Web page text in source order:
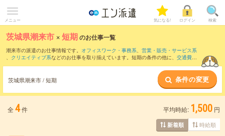
メニュー 気になる! ログイン 検索
茨城県潮来市 ×短期のお仕事一覧
潮来市の派遣のお仕事情報です。 オフィスワーク・事務系、 営業・販売・サービス系
、 クリエイティブ系などのお仕事を取り揃えています。短期の条件の他に、 交通費別
茨城県潮来市 / 短期 条件の変更
全 4件 平均時給: 1,500 円
新着順 時給順